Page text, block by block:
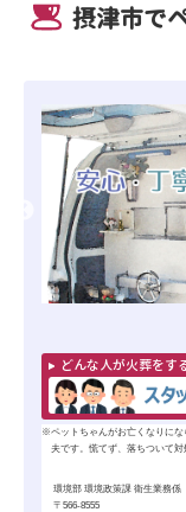
摂津市で
どんな人が火葬をす
※ペットちゃんがお亡くなりに
夫です。慌てず、落ちついて対
環境部 環境政策課 衛生業務係
〒566-8555